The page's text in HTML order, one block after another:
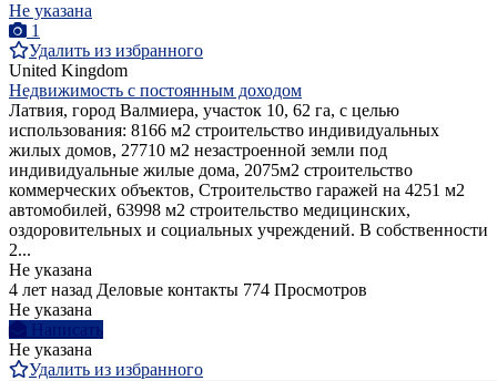
Не указана
1
Удалить из избранного
United Kingdom
Недвижимость с постоянным доходом
Латвия, город Валмиера, участок 10, 62 га, с целью
использования: 8166 м2 строительство индивидуальных
жилых домов, 27710 м2 незастроенной земли под
индивидуальные жилые дома, 2075м2 строительство
коммерческих объектов, Строительство гаражей на 4251 м2
автомобилей, 63998 м2 строительство медицинских,
оздоровительных и социальных учреждений. В собственности
2...
Не указана
4 лет назад Деловые контакты 774 Просмотров
Не указана
Написать
Не указана
Удалить из избранного